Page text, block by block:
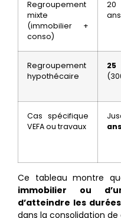
Regroupement
mixte
(immobilier +
conso)
ans
Regroupement
hypothécaire
Cas spécifique
VEFA ou travaux
ans
Ce tableau montre
immobilier ou
d’atteindre les
dans la consolidation de